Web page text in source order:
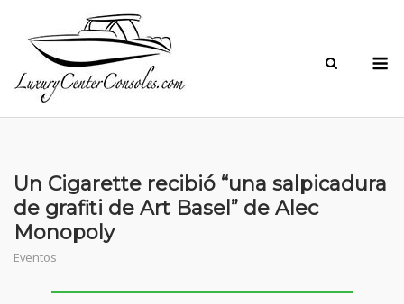
content
Un Cigarette recibió “una salpicadura
de grafiti de Art Basel” de Alec
Monopoly
Eventos